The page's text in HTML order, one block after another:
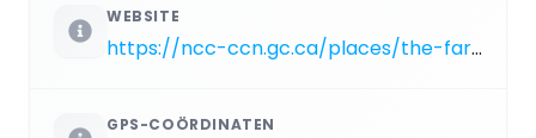
WEBSITE
https://ncc-ccn.gc.ca/places/the-farm
GPS-COÖRDINATEN